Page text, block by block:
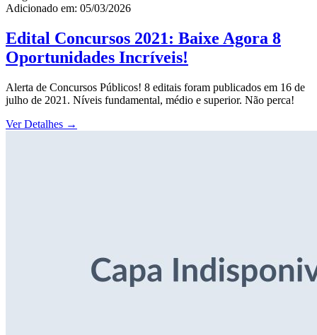
Adicionado em: 05/03/2026
Edital Concursos 2021: Baixe Agora 8
Oportunidades Incríveis!
Alerta de Concursos Públicos! 8 editais foram publicados em 16 de
julho de 2021. Níveis fundamental, médio e superior. Não perca!
Ver Detalhes →